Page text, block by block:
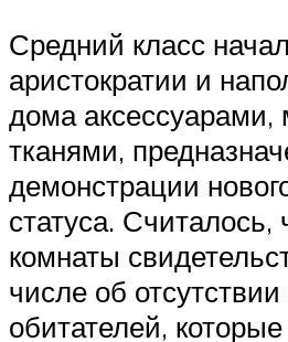
Средний класс
аристократии и
дома
тканями,
демонстрации
статуса. Считалось,
комнаты
числе об отсутствии
обитателей,